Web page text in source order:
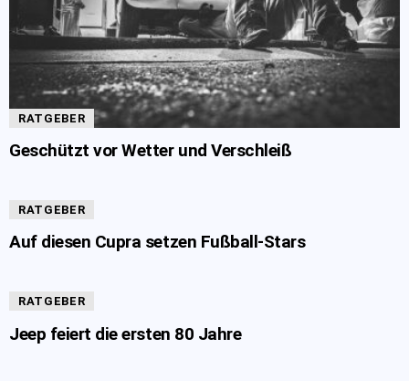
RATGEBER
Geschützt vor Wetter und Verschleiß
RATGEBER
Auf diesen Cupra setzen Fußball-Stars
RATGEBER
Jeep feiert die ersten 80 Jahre